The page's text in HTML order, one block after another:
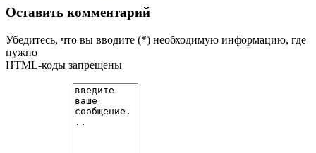
Оставить комментарий
Убедитесь, что вы вводите (*) необходимую информацию, где
нужно
HTML-коды запрещены